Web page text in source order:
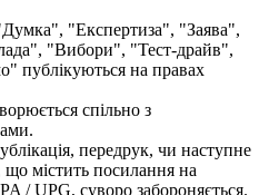
"Експертиза", "Заява",
"Вибори", "Тест-драйв",
публікуються на правах
спільно з
передрук, чи наступне
містить посилання на
/ UPG, суворо забороняється.